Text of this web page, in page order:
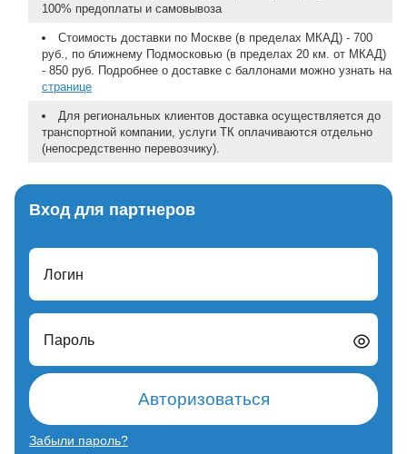
100% предоплаты и самовывоза
Стоимость доставки по Москве (в пределах МКАД) - 700
руб., по ближнему Подмосковью (в пределах 20 км. от МКАД)
- 850 руб. Подробнее о доставке с баллонами можно узнать на
странице
Для региональных клиентов доставка осуществляется до
транспортной компании, услуги ТК оплачиваются отдельно
(непосредственно перевозчику).
Вход для партнеров
Логин
Пароль
Авторизоваться
Забыли пароль?